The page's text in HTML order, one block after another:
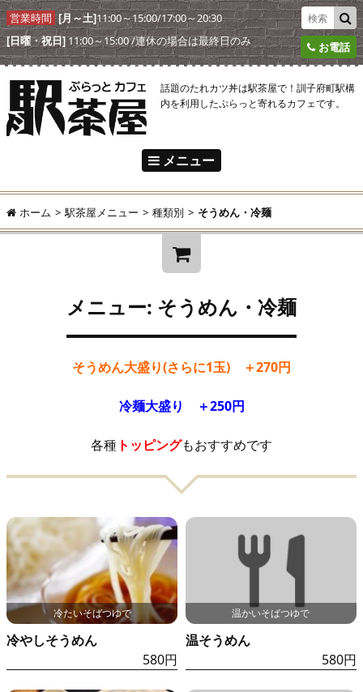
営業時間 [月～土]11:00～15:00/17:00～20:30
[日曜・祝日]11:00～15:00 /連休の場合は最終日のみ お電話
話題のたれカツ丼は駅茶屋で！訓子府町駅構
内を利用したぷらっと寄れるカフェです。
メニュー
駅茶屋とは
駅茶屋メニュー
アクセス
オンラインショップ
ホーム > 駅茶屋メニュー > 種類別 > そうめん・冷麺
新規ご入会
メニュー: そうめん・冷麺
そうめん大盛り(さらに1玉) ＋270円
冷麺大盛り ＋250円
各種 トッピングもおすすめです
冷たいそばつゆで
冷やしそうめん
580円
温かいそばつゆで
温そうめん
580円